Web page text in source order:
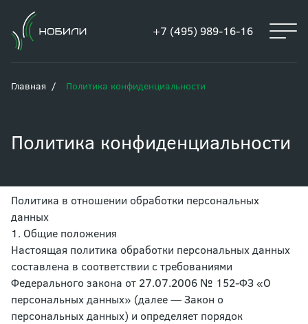
+7 (495) 989-16-16
Главная Политика конфиденциальности
Политика конфиденциальности
Политика в отношении обработки персональных
данных
1. Общие положения
Настоящая политика обработки персональных данных
составлена в соответствии с требованиями
Федерального закона от 27.07.2006 № 152-ФЗ «О
персональных данных» (далее — Закон о
персональных данных) и определяет порядок